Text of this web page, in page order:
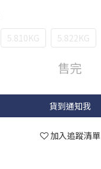
5.810KG 5.822KG
售完
貨到通知我
加入追蹤清單